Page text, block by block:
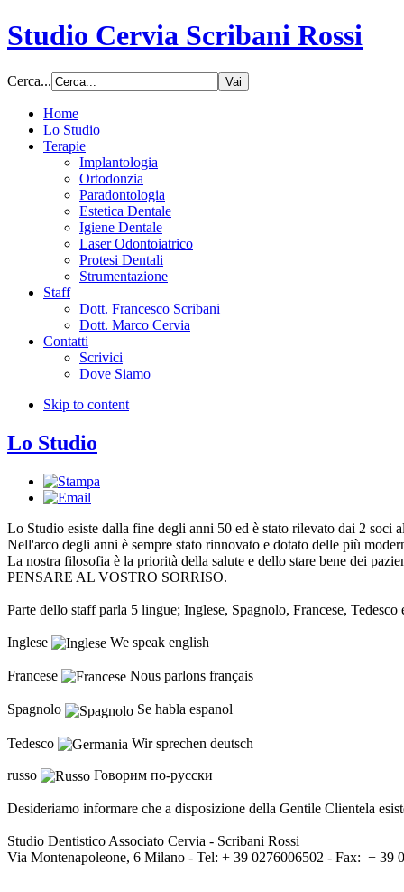
Studio Cervia Scribani Rossi
Cerca...
Home
Lo Studio
Terapie
Implantologia
Ortodonzia
Paradontologia
Estetica Dentale
Igiene Dentale
Laser Odontoiatrico
Protesi Dentali
Strumentazione
Staff
Dott. Francesco Scribani
Dott. Marco Cervia
Contatti
Scrivici
Dove Siamo
Skip to content
Lo Studio
Lo Studio esiste dalla fine degli anni 50 ed è stato rilevato dai 2 soci
Nell'arco degli anni è sempre stato rinnovato e dotato delle più
La nostra filosofia è la priorità della salute e dello stare bene dei
PENSARE AL VOSTRO SORRISO.
Parte dello staff parla 5 lingue; Inglese, Spagnolo, Francese, Tedesco
Inglese We speak english
Francese Nous parlons français
Spagnolo Se habla espanol
Tedesco Wir sprechen deutsch
russo Говорим по-русски
Desideriamo informare che a disposizione della Gentile Clientela
Studio Dentistico Associato Cervia - Scribani Rossi
Via Montenapoleone, 6 Milano - Tel: + 39 0276006502 - Fax: + 39